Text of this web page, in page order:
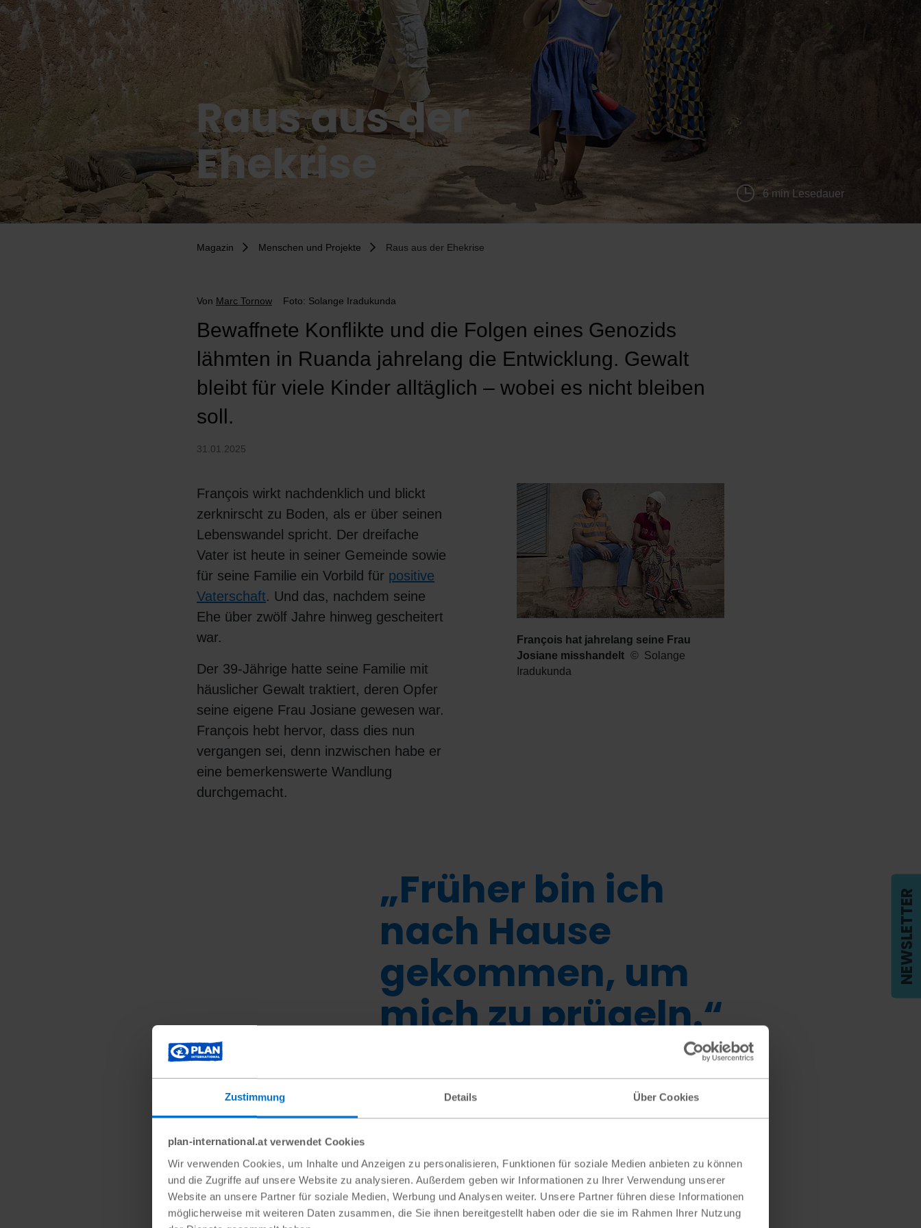
Zustimmung Details Über Cookies
plan-international.at verwendet Cookies
Wir verwenden Cookies, um Inhalte und Anzeigen zu personalisieren, Funktionen für soziale Medien anbieten zu können
und die Zugriffe auf unsere Website zu analysieren. Außerdem geben wir Informationen zu Ihrer Verwendung unserer
Website an unsere Partner für soziale Medien, Werbung und Analysen weiter. Unsere Partner führen diese Informationen
möglicherweise mit weiteren Daten zusammen, die Sie ihnen bereitgestellt haben oder die sie im Rahmen Ihrer Nutzung
6 min Lesedauer
Raus aus der
Ehekrise
Magazin Menschen und Projekte Raus aus der Ehekrise
Von Marc Tornow Foto: Solange Iradukunda
Bewaffnete Konflikte und die Folgen eines Genozids
lähmten in Ruanda jahrelang die Entwicklung. Gewalt
bleibt für viele Kinder alltäglich – wobei es nicht bleiben
soll.
31.01.2025
François wirkt nachdenklich und blickt
zerknirscht zu Boden, als er über seinen
Lebenswandel spricht. Der dreifache
Vater ist heute in seiner Gemeinde sowie
für seine Familie ein Vorbild für positive
Vaterschaft. Und das, nachdem seine
Ehe über zwölf Jahre hinweg gescheitert
war.
Der 39-Jährige hatte seine Familie mit
häuslicher Gewalt traktiert, deren Opfer
seine eigene Frau Josiane gewesen war.
François hebt hervor, dass dies nun
vergangen sei, denn inzwischen habe er
eine bemerkenswerte Wandlung
durchgemacht.
François hat jahrelang seine Frau
Josiane misshandelt
Solange
Iradukunda
„Früher bin ich
nach Hause
gekommen, um
mich zu prügeln.“
„Früher habe ich mich rumgetrieben, Bier
getrunken und bin nach Hause gekommen, um
mich zu prügeln“, berichtet der geläuterte
NEWSLETTER